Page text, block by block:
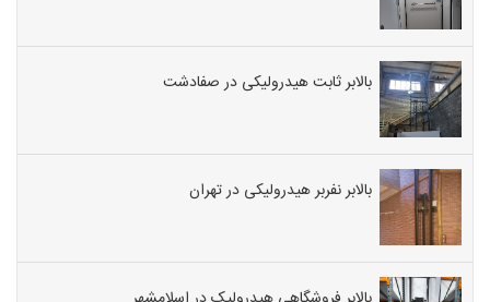
بالابر ثابت هیدرولیکی در صفادشت
بالابر نفربر هیدرولیکی در تهران